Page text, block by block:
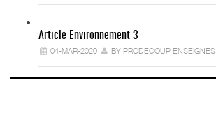
Article Environnement 3
04-MAR-2020 BY PRODECOUP ENSEIGNES